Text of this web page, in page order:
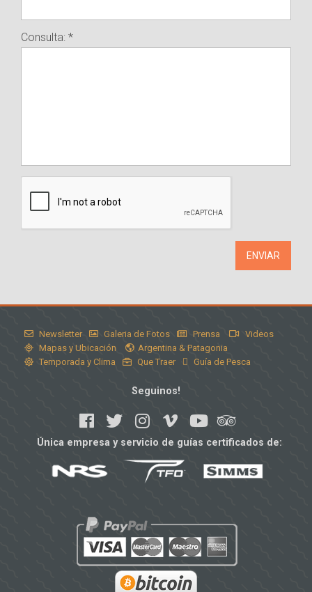
Consulta: *
ENVIAR
Newsletter Galeria de Fotos Prensa
Videos
Mapas y Ubicación
Argentina & Patagonia
Temporada y Clima
Que Traer Guía de Pesca
Seguinos!
Única empresa y servicio de guías certificados de: